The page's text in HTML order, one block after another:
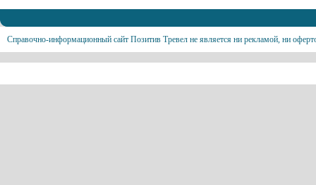
Справочно-информационный сайт Позитив Тревел не является ни рекламой, ни